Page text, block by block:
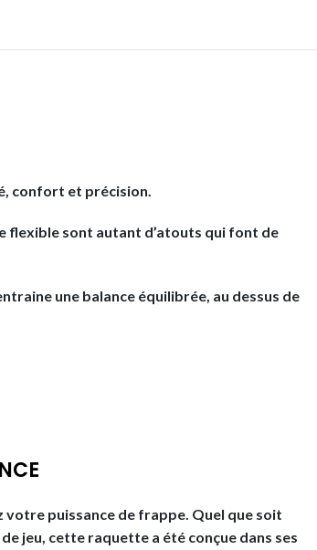
confort et précision.
flexible sont autant d’atouts qui font de
une balance équilibrée, au dessus de
votre puissance de frappe. Quel que soit
jeu, cette raquette a été conçue dans ses